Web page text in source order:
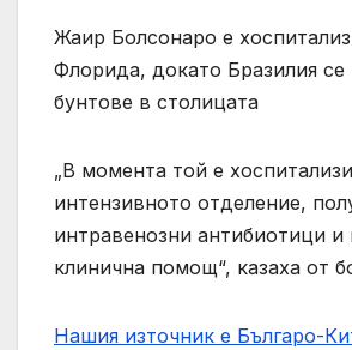
Жаир Болсонаро е
Флорида, докато Бразилия се
бунтове в столицата
„В момента той е
интензивното отделение,
интравенозни антибиотици и
клинична помощ“, казаха от
Нашия източник е Българо-